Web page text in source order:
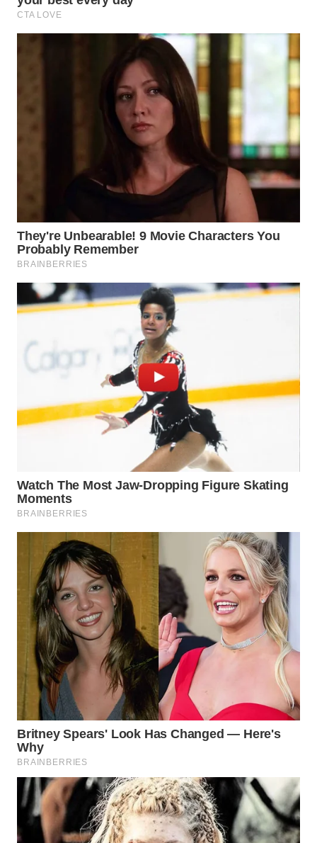
WN
SOLO
WN
BOROBUDUR
WN
MADURA
SURABAYA
NATUNA
WN
MANDALIKA
WN
LIKUPANG
WN
LABUANBAJO
WN
BORNEO
Media
Group
WAHANA
NEWS
WAHANA
TANI